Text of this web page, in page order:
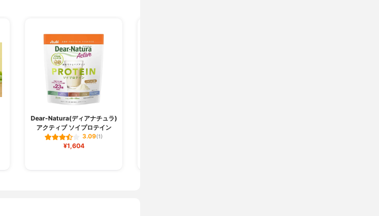
Dear-Natura(ディアナチュラ)
アクティブ ソイプロテイン
3.09(1)
¥1,604